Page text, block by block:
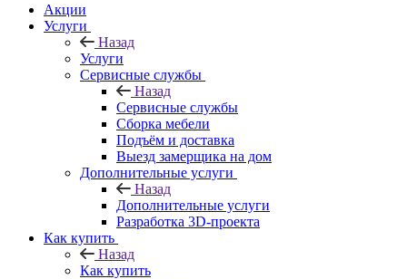
Акции
Услуги
Назад
Услуги
Сервисные службы
Назад
Сервисные службы
Сборка мебели
Подъём и доставка
Выезд замерщика на дом
Дополнительные услуги
Назад
Дополнительные услуги
Разработка 3D-проекта
Как купить
Назад
Как купить